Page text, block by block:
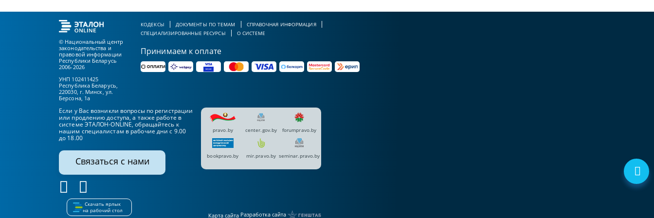
© Национальный центр
законодательства и
правовой информации
Республики Беларусь
2006-2026
УНП 102411425
Республика Беларусь,
220030, г. Минск, ул.
Берсона, 1а
КОДЕКСЫ ДОКУМЕНТЫ ПО ТЕМАМ
СПРАВОЧНАЯ ИНФОРМАЦИЯ
СПЕЦИАЛИЗИРОВАННЫЕ РЕСУРСЫ
О СИСТЕМЕ
Принимаем к оплате
Если у Вас возникли вопросы по регистрации
или продлению доступа, а также работе в
системе ЭТАЛОН-ONLINE, обращайтесь к
нашим специалистам в рабочие дни с 9.00
до 18.00
Связаться с нами
Скачать ярлык
на рабочий стол
pravo.by center.gov.by forumpravo.by
bookpravo.by mir.pravo.by seminar.pravo.by
Карта сайта Разработка сайта